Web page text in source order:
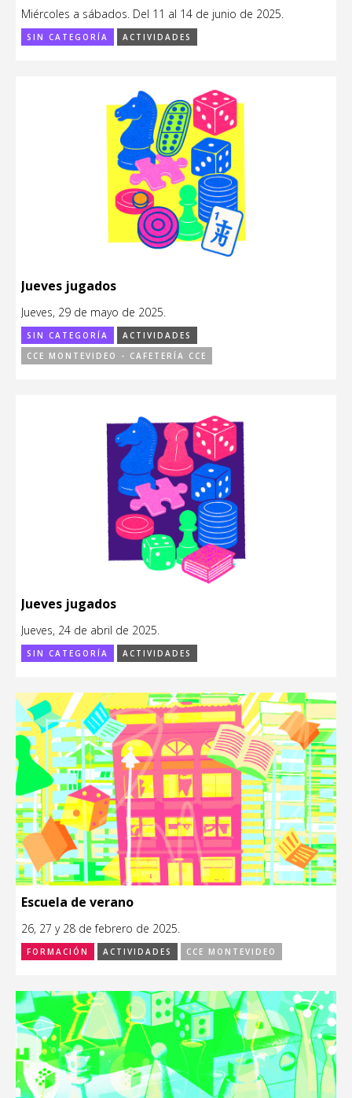
Miércoles a sábados. Del 11 al 14 de junio de 2025.
SIN CATEGORÍA ACTIVIDADES
Jueves jugados
Jueves, 29 de mayo de 2025.
SIN CATEGORÍA
ACTIVIDADES
CCE MONTEVIDEO - CAFETERÍA CCE
Jueves jugados
Jueves, 24 de abril de 2025.
SIN CATEGORÍA ACTIVIDADES
Escuela de verano
26, 27 y 28 de febrero de 2025.
FORMACIÓN ACTIVIDADES CCE MONTEVIDEO